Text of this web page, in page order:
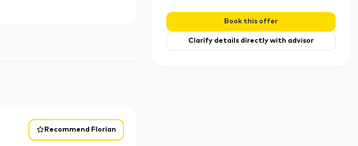
Recommend Florian
Book this offer
Clarify details directly with advisor